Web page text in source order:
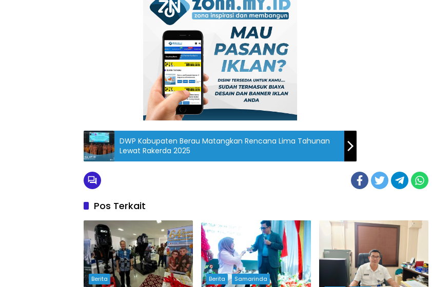
DWP Kabupaten Berau Matangkan Rencana Lima Tahunan
Lewat Rakerda 2025
Pos Terkait
Berita Berita Samarinda